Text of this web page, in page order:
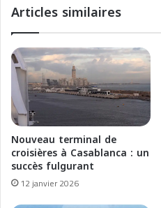
a
d
I
n
o
v
a
t
i
o
n
s
i
d
C
o
s
i
a
L
i
n
e
Articles similaires
Nouveau terminal de
croisières à Casablanca : un
succès fulgurant
12 janvier 2026